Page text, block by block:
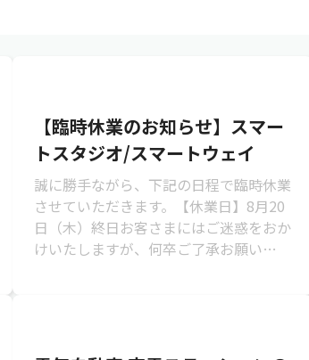
【臨時休業のお知らせ】スマー
トスタジオ/スマートウェイ
誠に勝手ながら、下記の日程で臨時休業
させていただきます。【休業日】8月20
日（木）終日お客さまにはご迷惑をおか
けいたしますが、何卒ご了承お願いいた